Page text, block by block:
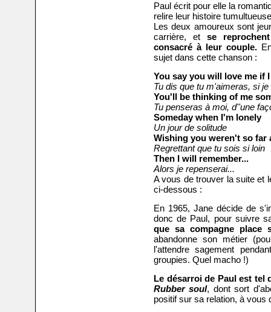
Paul écrit pour elle la
relire leur histoire
Les deux amoureux sont
carrière, et se
consacré à leur couple.
sujet dans cette chanson :
You say you will love me if
Tu dis que tu m'aimeras, si je
You'll be thinking of me
Tu penseras à moi, d''une
Someday when I'm lonely
Un jour de solitude
Wishing you weren't so far
Regrettant que tu sois si loin
Then I will remember...
Alors je repenserai...
A vous de trouver la suite et
ci-dessous :
En 1965, Jane décide de
donc de Paul, pour suivre
que sa compagne place
abandonne son métier
l'attendre sagement
groupies. Quel macho !)
Le désarroi de Paul est tel
Rubber soul, dont sort
positif sur sa relation, à vous